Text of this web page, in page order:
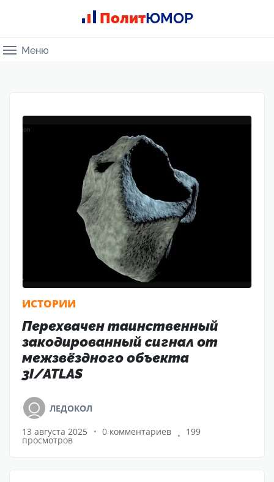
ПолитЮМОР
Меню
ИСТОРИИ
Перехвачен таинственный
закодированный сигнал от
межзвёздного объекта
3I/ATLAS
ЛЕДОКОЛ
13 августа 2025
0 комментариев 199
просмотров